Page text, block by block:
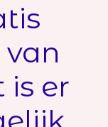
is er